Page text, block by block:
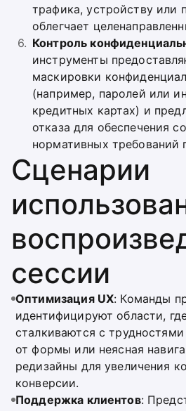
трафика, устройству или
облегчает
Контроль
инструменты
маскировки
(например, паролей или
кредитных картах) и
отказа для обеспечения
нормативных требований
Сценарии
сессии
Оптимизация UX: Команды
идентифицируют области,
сталкиваются с
от формы или неясная
редизайны для увеличения
конверсии.
Поддержка клиентов: